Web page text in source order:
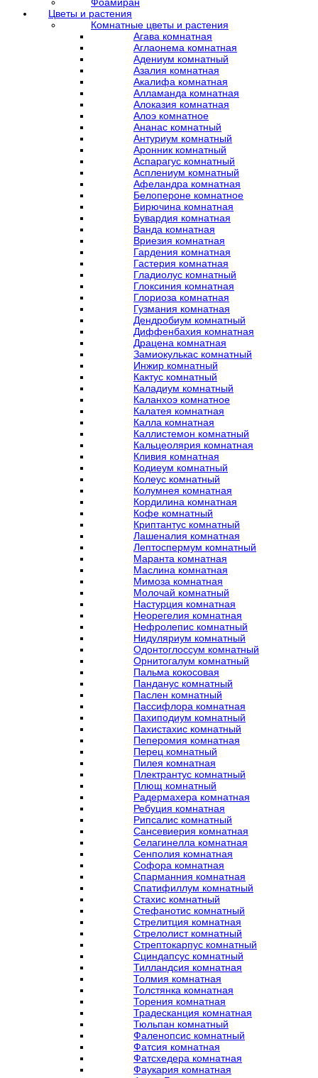
Фоамиран
Цветы и растения
Комнатные цветы и растения
Агава комнатная
Аглаонема комнатная
Адениум комнатный
Азалия комнатная
Акалифа комнатная
Алламанда комнатная
Алоказия комнатная
Алоэ комнатное
Ананас комнатный
Антуриум комнатный
Аронник комнатный
Аспарагус комнатный
Асплениум комнатный
Афеландра комнатная
Белопероне комнатное
Бирючина комнатная
Бувардия комнатная
Ванда комнатная
Вриезия комнатная
Гардения комнатная
Гастерия комнатная
Гладиолус комнатный
Глоксиния комнатная
Глориоза комнатная
Гузмания комнатная
Дендробиум комнатный
Диффенбахия комнатная
Драцена комнатная
Замиокулькас комнатный
Инжир комнатный
Кактус комнатный
Каладиум комнатный
Каланхоэ комнатное
Калатея комнатная
Калла комнатная
Каллистемон комнатный
Кальцеолярия комнатная
Кливия комнатная
Кодиеум комнатный
Колеус комнатный
Колумнея комнатная
Кордилина комнатная
Кофе комнатный
Криптантус комнатный
Лашеналия комнатная
Лептоспермум комнатный
Маранта комнатная
Маслина комнатная
Мимоза комнатная
Молочай комнатный
Настурция комнатная
Неорегелия комнатная
Нефролепис комнатный
Нидуляриум комнатный
Одонтоглоссум комнатный
Орнитогалум комнатный
Пальма кокосовая
Панданус комнатный
Паслен комнатный
Пассифлора комнатная
Пахиподиум комнатный
Пахистахис комнатный
Пеперомия комнатная
Перец комнатный
Пилея комнатная
Плектрантус комнатный
Плющ комнатный
Радермахера комнатная
Ребуция комнатная
Рипсалис комнатный
Сансевиерия комнатная
Селагинелла комнатная
Сенполия комнатная
Софора комнатная
Спарманния комнатная
Спатифиллум комнатный
Стахис комнатный
Стефанотис комнатный
Стрелитция комнатная
Стрелолист комнатный
Стрептокарпус комнатный
Сциндапсус комнатный
Тилландсия комнатная
Толмия комнатная
Толстянка комнатная
Торения комнатная
Традесканция комнатная
Тюльпан комнатный
Фаленопсис комнатный
Фатсия комнатная
Фатсхедера комнатная
Фаукария комнатная